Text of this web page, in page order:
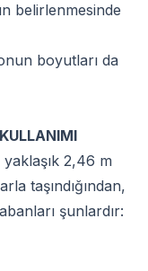
belirlenmesinde
boyutları da
2,46 m
taşındığından,
şunlardır: